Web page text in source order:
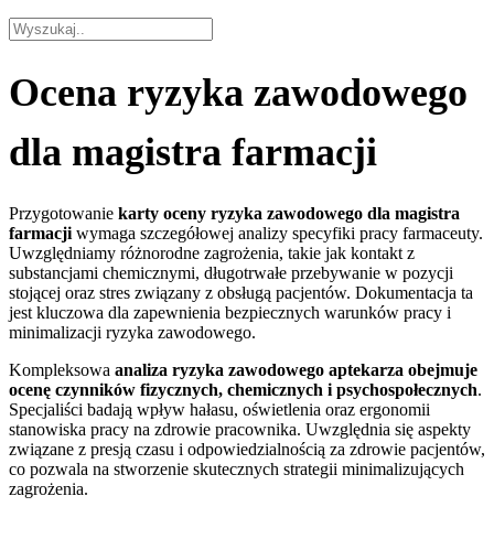
Ocena ryzyka zawodowego
dla magistra farmacji
Przygotowanie karty oceny ryzyka zawodowego dla magistra
farmacji wymaga szczegółowej analizy specyfiki pracy farmaceuty.
Uwzględniamy różnorodne zagrożenia, takie jak kontakt z
substancjami chemicznymi, długotrwałe przebywanie w pozycji
stojącej oraz stres związany z obsługą pacjentów. Dokumentacja ta
jest kluczowa dla zapewnienia bezpiecznych warunków pracy i
minimalizacji ryzyka zawodowego.
Kompleksowa analiza ryzyka zawodowego aptekarza obejmuje
ocenę czynników fizycznych, chemicznych i psychospołecznych.
Specjaliści badają wpływ hałasu, oświetlenia oraz ergonomii
stanowiska pracy na zdrowie pracownika. Uwzględnia się aspekty
związane z presją czasu i odpowiedzialnością za zdrowie pacjentów,
co pozwala na stworzenie skutecznych strategii minimalizujących
zagrożenia.